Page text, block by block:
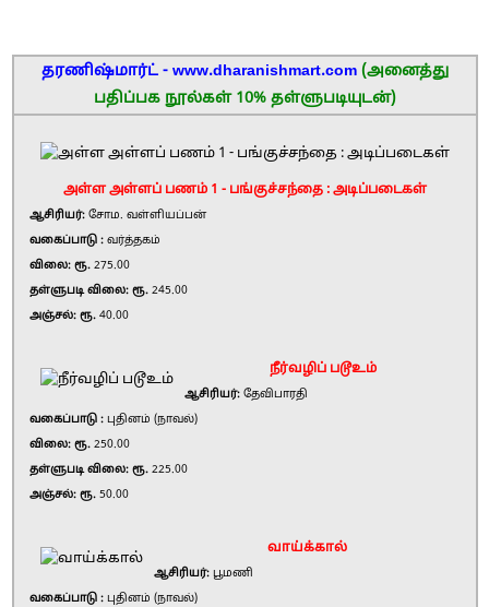
தரணிஷ்மார்ட் - www.dharanishmart.com (அனைத்து
பதிப்பக நூல்கள் 10% தள்ளுபடியுடன்)
அள்ள அள்ளப் பணம் 1 - பங்குச்சந்தை : அடிப்படைகள்
ஆசிரியர்: சோம. வள்ளியப்பன்
வகைப்பாடு : வர்த்தகம்
விலை: ரூ. 275.00
தள்ளுபடி விலை: ரூ. 245.00
அஞ்சல்: ரூ. 40.00
நீர்வழிப் படூஉம்
ஆசிரியர்: தேவிபாரதி
வகைப்பாடு : புதினம் (நாவல்)
விலை: ரூ. 250.00
தள்ளுபடி விலை: ரூ. 225.00
அஞ்சல்: ரூ. 50.00
வாய்க்கால்
ஆசிரியர்: பூமணி
வகைப்பாடு : புதினம் (நாவல்)